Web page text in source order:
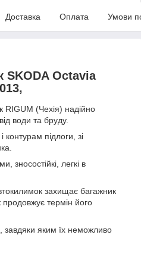
Доставка Оплата Умови
SKODA Octavia
RIGUM (Чехія) надійно
води та бруду.
контурам підлоги, зі
зносостійкі, легкі в
захищає багажник
продовжує термін його
яким їх неможливо